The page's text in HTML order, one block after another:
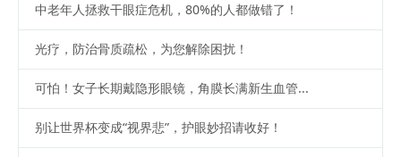
中老年人拯救干眼症危机，80%的人都做错了！
光疗，防治骨质疏松，为您解除困扰！
可怕！女子长期戴隐形眼镜，角膜长满新生血管...
别让世界杯变成“视界悲”，护眼妙招请收好！